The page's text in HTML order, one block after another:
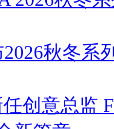
秋冬系
创意总监